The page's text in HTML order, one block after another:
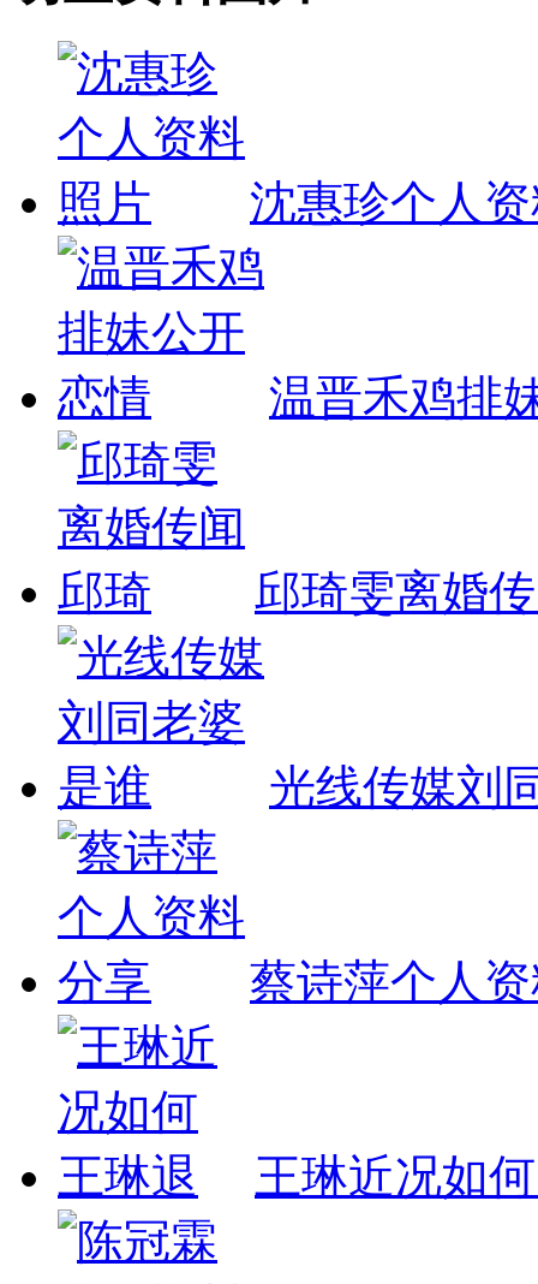
沈惠珍个人
温晋禾鸡排
邱琦雯离婚
光线传媒刘
蔡诗萍个人
王琳近况如